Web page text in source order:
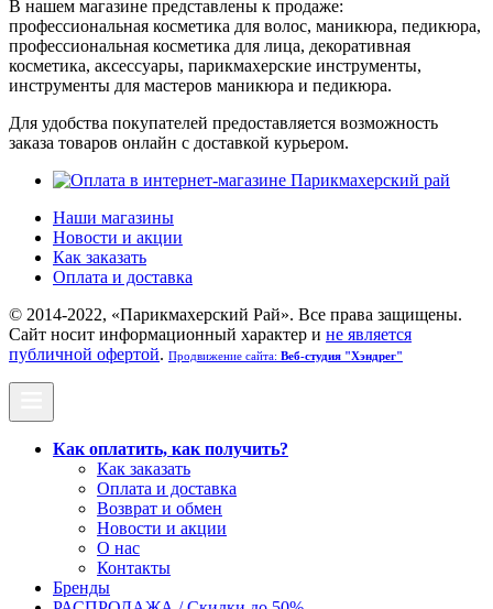
В нашем магазине представлены к продаже:
профессиональная косметика для волос, маникюра, педикюра,
профессиональная косметика для лица, декоративная
косметика, аксессуары, парикмахерские инструменты,
инструменты для мастеров маникюра и педикюра.
Для удобства покупателей предоставляется возможность
заказа товаров онлайн с доставкой курьером.
Наши магазины
Новости и акции
Как заказать
Оплата и доставка
© 2014-2022, «Парикмахерский Рай». Все права защищены.
Cайт носит информационный характер и не является
публичной офертой. Продвижение сайта: Веб-студия "Хэндрег"
Как оплатить, как получить?
Как заказать
Оплата и доставка
Возврат и обмен
Новости и акции
О нас
Контакты
Бренды